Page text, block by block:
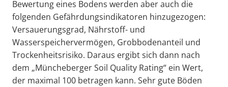
Bewertung eines Bodens werden aber auch die
folgenden Gefährdungsindikatoren hinzugezogen:
Versauerungsgrad, Nährstoff- und
Wasserspeichervermögen, Grobbodenanteil und
Trockenheitsrisiko. Daraus ergibt sich dann nach
dem „Müncheberger Soil Quality Rating“ ein Wert,
der maximal 100 betragen kann. Sehr gute Böden